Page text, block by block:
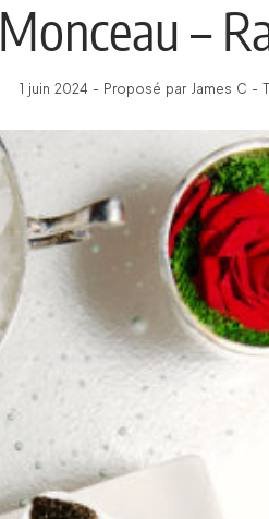
Monceau –
1 juin 2024 - Proposé par James C -